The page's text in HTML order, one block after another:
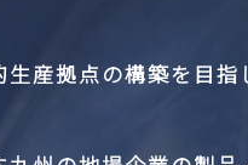
産拠点の構築を目